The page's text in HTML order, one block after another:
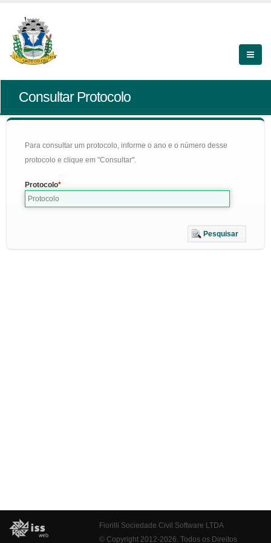
Consultar Protocolo
Para consultar um protocolo, informe o ano e o número desse
protocolo e clique em "Consultar".
Protocolo
Pesquisar
Fiorilli Sociedade Civil Software LTDA
© Copyright 2012-2026. Todos os Direitos